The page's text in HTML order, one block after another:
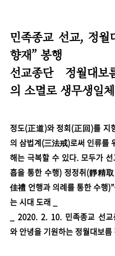
민족종교 선교, 정월
향재” 봉행
선교종단 정월대
의 소멸로 생무생일
정도(正道)와 정회(正回)를 지
의 삼법계(三法戒)로써 인류를
해는 극복할 수 있다. 모두가
흡을 통한 수행) 정정취(靜精
佳禮 언행과 의례를 통한 수행
는 시대 도래 _
_ 2020. 2. 10. 민족종교 선
와 안녕을 기원하는 정월대보